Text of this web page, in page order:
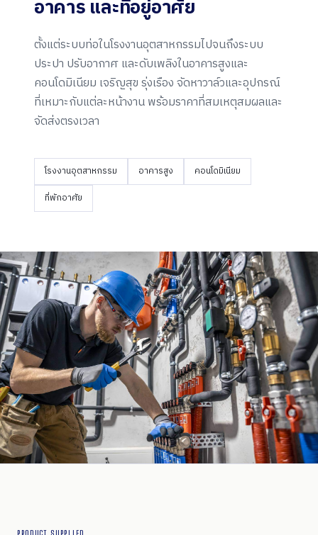
อาคาร และที่อยู่อาศัย
ตั้งแต่ระบบท่อในโรงงานอุตสาหกรรมไปจนถึงระบบ
ประปา ปรับอากาศ และดับเพลิงในอาคารสูงและ
คอนโดมิเนียม เจริญสุข รุ่งเรือง จัดหาวาล์วและอุปกรณ์
ที่เหมาะกับแต่ละหน้างาน พร้อมราคาที่สมเหตุสมผลและ
จัดส่งตรงเวลา
โรงงานอุตสาหกรรม อาคารสูง
คอนโดมิเนียม
ที่พักอาศัย